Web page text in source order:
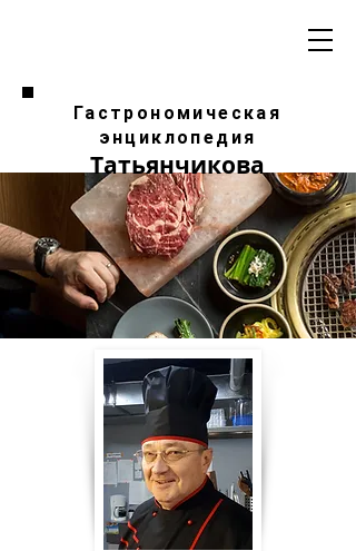
Гастрономическая
энциклопедия
Татьянчикова